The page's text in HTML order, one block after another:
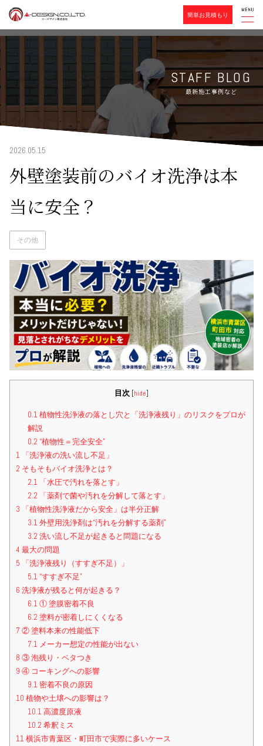
STAFF BLOG
最新施工事例など
2026.05.15
外壁塗装前のバイオ洗浄は本
当に安全？
その他
目次 [hide]
0.1 植物性洗浄液の落とし穴と「洗浄液残り」のリスクをプロが
解説
0.2 “植物性＝完全安全”
1 「洗浄液の洗い流し不足」
2 そもそもバイオ洗浄とは？
2.1 「水圧で汚れを落とす」
2.2 「薬剤で菌や汚れを分解して落とす」
3 「植物性洗浄液だから安全」は半分正解
3.1 外壁用洗浄剤は“汚れを分解する薬剤”
3.2 洗い流し不足が起きると問題になる
4 最大の問題
5 「洗浄液残り（すすぎ不足）」
5.1 “すすぎ不足”
6 洗浄液が残ると何が起きる？
6.1 ① 塗膜密着不良
6.2 塗料が密着しにくくなる
7 ② 塗料本来の性能低下
7.1 メーカー想定の性能が出ない
8 ③ 泡残り・ベタつき
9 ④ コーキングへの影響
9.1 密着不良の原因
10 植物や土壌への影響は？
10.1 高濃度原液
10.2 希釈ミス
11 横浜市青葉区・町田市で実際に多いケース
簡単お見積もり